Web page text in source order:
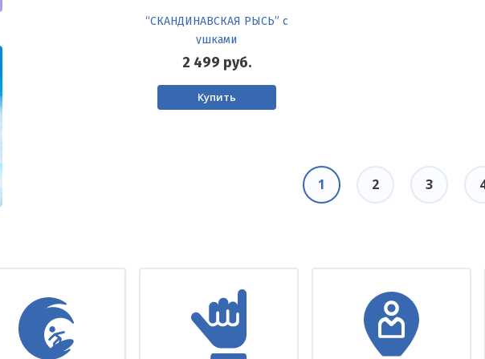
“СКАНДИНАВСКАЯ РЫСЬ” с
ушками
2 499 руб.
Купить
Текущая
1 Page
2 Page
3